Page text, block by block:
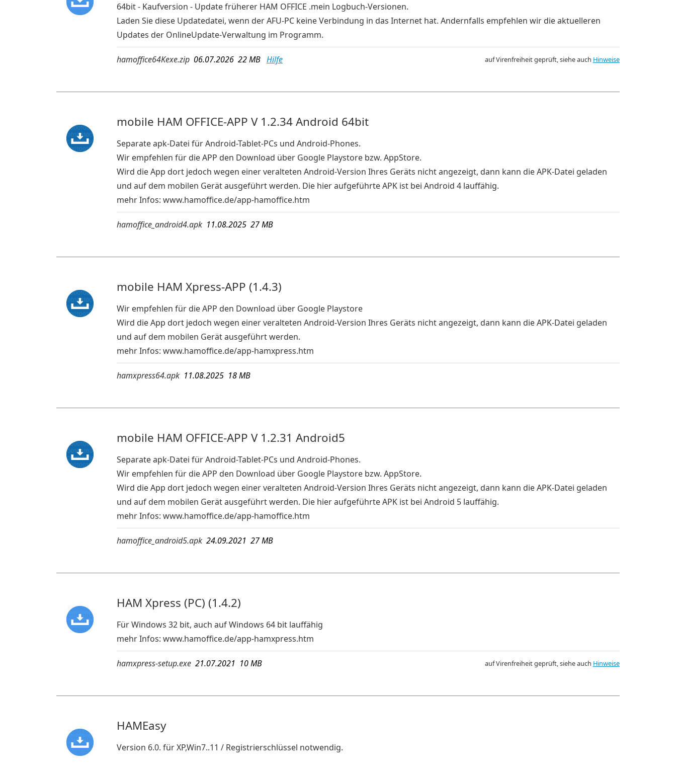
64bit - Kaufversion - Update früherer HAM OFFICE .mein Logbuch-Versionen.
Laden Sie diese Updatedatei, wenn der AFU-PC keine Verbindung in das Internet hat. Andernfalls empfehlen wir die aktuelleren
Updates der OnlineUpdate-Verwaltung im Programm.
hamoffice64Kexe.zip 06.07.2026 22 MB Hilfe auf Virenfreiheit geprüft, siehe auch Hinweise
mobile HAM OFFICE-APP V 1.2.34 Android 64bit
Separate apk-Datei für Android-Tablet-PCs und Android-Phones.
Wir empfehlen für die APP den Download über Google Playstore bzw. AppStore.
Wird die App dort jedoch wegen einer veralteten Android-Version Ihres Geräts nicht angezeigt, dann kann die APK-Datei geladen
und auf dem mobilen Gerät ausgeführt werden. Die hier aufgeführte APK ist bei Android 4 lauffähig.
mehr Infos: www.hamoffice.de/app-hamoffice.htm
hamoffice_android4.apk 11.08.2025 27 MB
mobile HAM Xpress-APP (1.4.3)
Wir empfehlen für die APP den Download über Google Playstore
Wird die App dort jedoch wegen einer veralteten Android-Version Ihres Geräts nicht angezeigt, dann kann die APK-Datei geladen
und auf dem mobilen Gerät ausgeführt werden.
mehr Infos: www.hamoffice.de/app-hamxpress.htm
hamxpress64.apk 11.08.2025 18 MB
mobile HAM OFFICE-APP V 1.2.31 Android5
Separate apk-Datei für Android-Tablet-PCs und Android-Phones.
Wir empfehlen für die APP den Download über Google Playstore bzw. AppStore.
Wird die App dort jedoch wegen einer veralteten Android-Version Ihres Geräts nicht angezeigt, dann kann die APK-Datei geladen
und auf dem mobilen Gerät ausgeführt werden. Die hier aufgeführte APK ist bei Android 5 lauffähig.
mehr Infos: www.hamoffice.de/app-hamoffice.htm
hamoffice_android5.apk 24.09.2021 27 MB
HAM Xpress (PC) (1.4.2)
Für Windows 32 bit, auch auf Windows 64 bit lauffähig
mehr Infos: www.hamoffice.de/app-hamxpress.htm
hamxpress-setup.exe 21.07.2021 10 MB auf Virenfreiheit geprüft, siehe auch Hinweise
HAMEasy
Version 6.0. für XP,Win7..11 / Registrierschlüssel notwendig.